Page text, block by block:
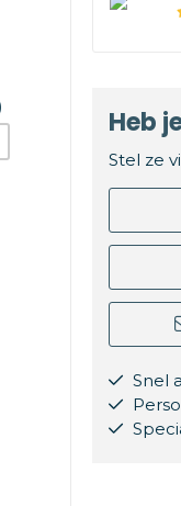
Heb
Stel ze
Snel